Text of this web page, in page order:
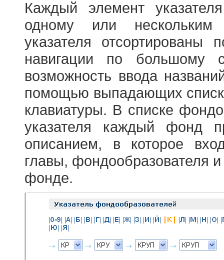
Каждый элемент
одному или
указателя отсортированы
навигации по большому
возможность ввода
помощью выпадающих
клавиатуры. В списке
указателя каждый фонд
описанием, в которое
главы, фондообразователя
фонде.